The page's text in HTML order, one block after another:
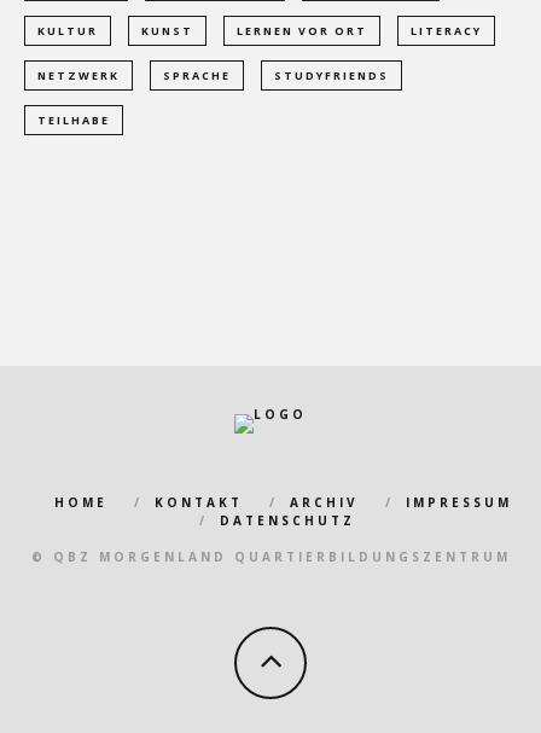
KULTUR KUNST LERNEN VOR ORT LITERACY
NETZWERK SPRACHE STUDYFRIENDS
TEILHABE
HOME KONTAKT ARCHIV
IMPRESSUM
DATENSCHUTZ
© QBZ MORGENLAND QUARTIERBILDUNGSZENTRUM